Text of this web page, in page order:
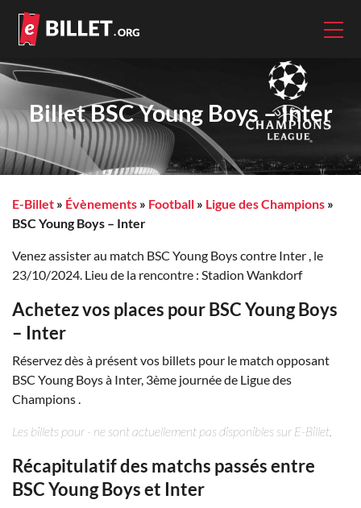
Billet BSC Young Boys – Inter
E-Billet » Évènements » Football » Ligue des Champions »
BSC Young Boys – Inter
Venez assister au match BSC Young Boys contre Inter , le
23/10/2024. Lieu de la rencontre : Stadion Wankdorf
Achetez vos places pour BSC Young Boys
– Inter
Réservez dès à présent vos billets pour le match opposant
BSC Young Boys à Inter, 3ème journée de Ligue des
Champions .
Les billets pour - ne sont actuellement pas disponibles sur E-Billet.
Récapitulatif des matchs passés entre
BSC Young Boys et Inter